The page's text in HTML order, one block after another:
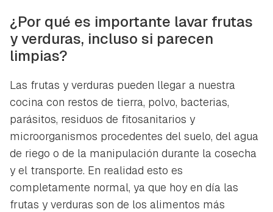
¿Por qué es importante lavar frutas
y verduras, incluso si parecen
limpias?
Las frutas y verduras pueden llegar a nuestra
cocina con restos de tierra, polvo, bacterias,
parásitos, residuos de fitosanitarios y
microorganismos procedentes del suelo, del agua
de riego o de la manipulación durante la cosecha
y el transporte. En realidad esto es
completamente normal, ya que hoy en día las
frutas y verduras son de los alimentos más